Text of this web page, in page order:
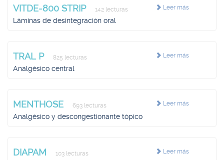
Leer más
VITDE-800 STRIP 142 lecturas
Láminas de desintegración oral
Leer más
TRAL P 825 lecturas
Analgésico central
Leer más
MENTHOSE 693 lecturas
Analgésico y descongestionante tópico
Leer más
DIAPAM 103 lecturas